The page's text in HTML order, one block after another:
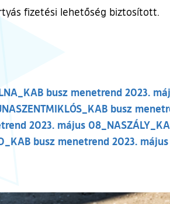
fizetési lehetőség biztosított.
busz menetrend 2023.
busz
2023. május
busz menetrend 2023. május